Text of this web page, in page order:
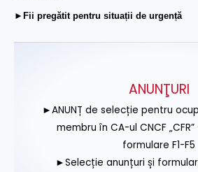
►Fii pregătit pentru situații de urgență
ANUNŢURI
►ANUNȚ de selecție pentru
membru în CA-ul CNCF
formulare F1-F5
►Selecție anunțuri și